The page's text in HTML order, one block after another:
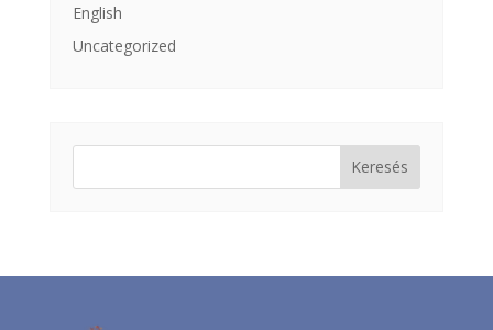
English
Uncategorized
Keresés: